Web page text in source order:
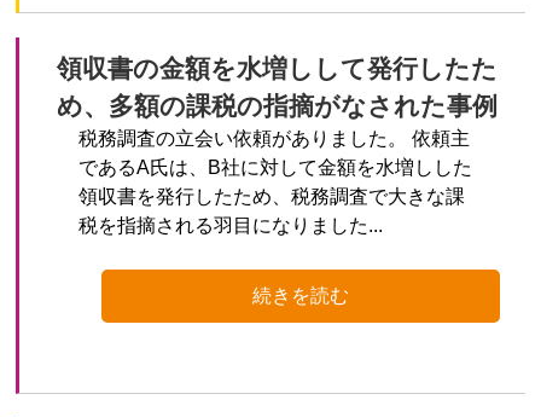
領収書の金額を水増しして発行したた
め、多額の課税の指摘がなされた事例
税務調査の立会い依頼がありました。 依頼主
であるA氏は、B社に対して金額を水増しした
領収書を発行したため、税務調査で大きな課
税を指摘される羽目になりました...
続きを読む